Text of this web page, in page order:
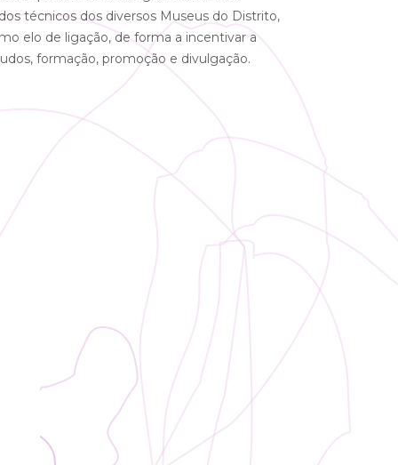
técnicos dos diversos Museus do Distrito,
elo de ligação, de forma a incentivar a
formação, promoção e divulgação.